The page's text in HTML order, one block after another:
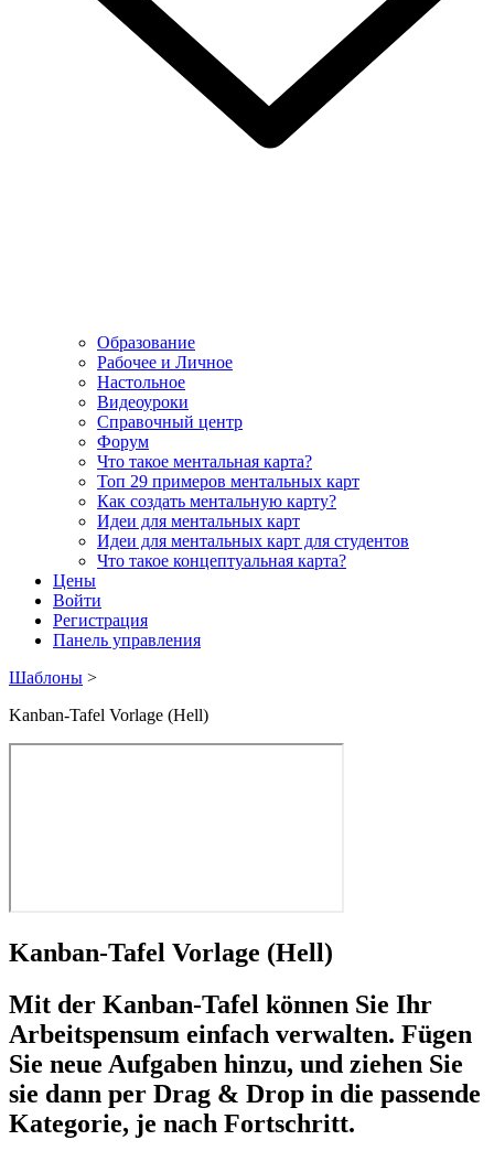
Образование
Рабочее и Личное
Настольное
Видеоуроки
Справочный центр
Форум
Что такое ментальная карта?
Топ 29 примеров ментальных карт
Как создать ментальную карту?
Идеи для ментальных карт
Идеи для ментальных карт для студентов
Что такое концептуальная карта?
Цены
Войти
Регистрация
Панель управления
Шаблоны >
Kanban-Tafel Vorlage (Hell)
Kanban-Tafel Vorlage (Hell)
Mit der Kanban-Tafel können Sie Ihr
Arbeitspensum einfach verwalten. Fügen
Sie neue Aufgaben hinzu, und ziehen Sie
sie dann per Drag & Drop in die passende
Kategorie, je nach Fortschritt.